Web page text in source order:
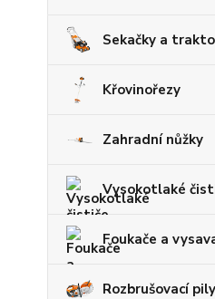
Sekačky a
Křovinořezy
Zahradní nůžky
Vysokotlaké
Foukače a
Rozbrušovací pily